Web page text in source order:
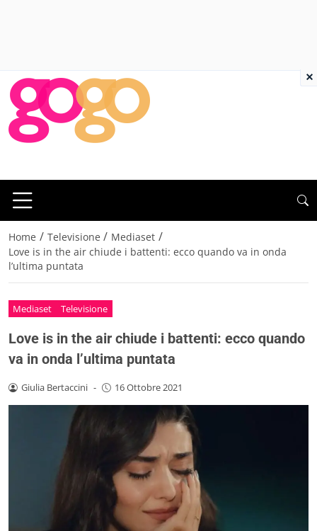
Home / Televisione / Mediaset /
Love is in the air chiude i battenti: ecco quando va in onda
l’ultima puntata
Mediaset Televisione
Love is in the air chiude i battenti: ecco quando
va in onda l’ultima puntata
Giulia Bertaccini - 16 Ottobre 2021
×